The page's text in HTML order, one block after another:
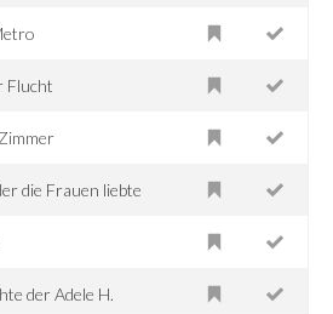
Flucht
die Frauen liebte
der Adele H.